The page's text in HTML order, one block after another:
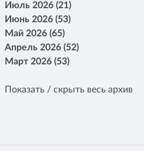
Июль 2026 (21)
Июнь 2026 (53)
Май 2026 (65)
Апрель 2026 (52)
Март 2026 (53)
Показать / скрыть весь архив